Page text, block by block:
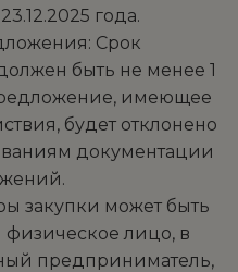
года.
Срок
быть не менее 1
имеющее
будет отклонено
документации
закупки может быть
лицо, в
предприниматель,